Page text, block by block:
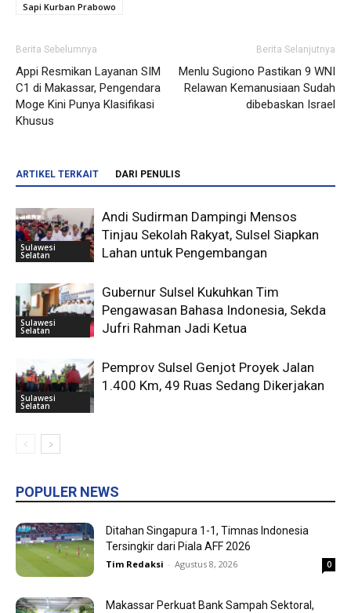
Sapi Kurban Prabowo
Berita Sebelumnya
Appi Resmikan Layanan SIM
C1 di Makassar, Pengendara
Moge Kini Punya Klasifikasi
Khusus
Berita Selanjutnya
Menlu Sugiono Pastikan 9 WNI
Relawan Kemanusiaan Sudah
dibebaskan Israel
ARTIKEL TERKAIT DARI PENULIS
Sulawesi
Selatan
Andi Sudirman Dampingi Mensos
Tinjau Sekolah Rakyat, Sulsel Siapkan
Lahan untuk Pengembangan
Sulawesi
Selatan
Gubernur Sulsel Kukuhkan Tim
Pengawasan Bahasa Indonesia, Sekda
Jufri Rahman Jadi Ketua
Sulawesi
Selatan
Pemprov Sulsel Genjot Proyek Jalan
1.400 Km, 49 Ruas Sedang Dikerjakan
POPULER NEWS
Ditahan Singapura 1-1, Timnas Indonesia
Tersingkir dari Piala AFF 2026
Tim Redaksi - Agustus 8, 2026 0
Makassar Perkuat Bank Sampah Sektoral,